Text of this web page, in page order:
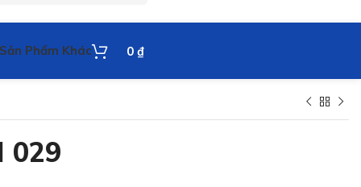
Sản Phẩm Khác 0 ₫
029